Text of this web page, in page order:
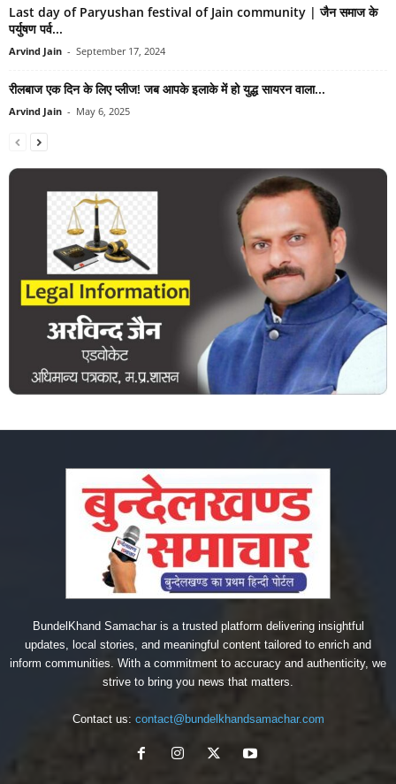
Last day of Paryushan festival of Jain community | जैन समाज के
पर्युषण पर्व...
Arvind Jain - September 17, 2024
रीलबाज एक दिन के लिए प्लीज! जब आपके इलाके में हो युद्ध सायरन वाला...
Arvind Jain - May 6, 2025
BundelKhand Samachar is a trusted platform delivering insightful
updates, local stories, and meaningful content tailored to enrich and
inform communities. With a commitment to accuracy and authenticity, we
strive to bring you news that matters.
Contact us: contact@bundelkhandsamachar.com